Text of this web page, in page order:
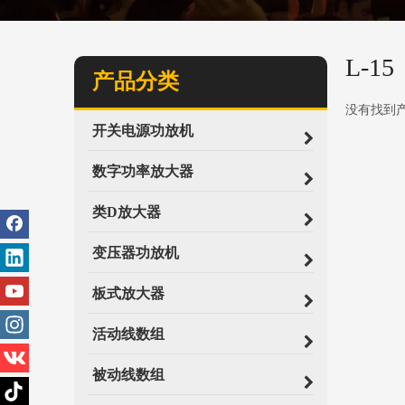
产品分类
开关电源功放机
数字功率放大器
类D放大器
变压器功放机
板式放大器
活动线数组
被动线数组
L-15
没有找到